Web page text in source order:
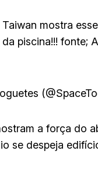
mostra
piscina!!! fonte;
a força do
se despeja